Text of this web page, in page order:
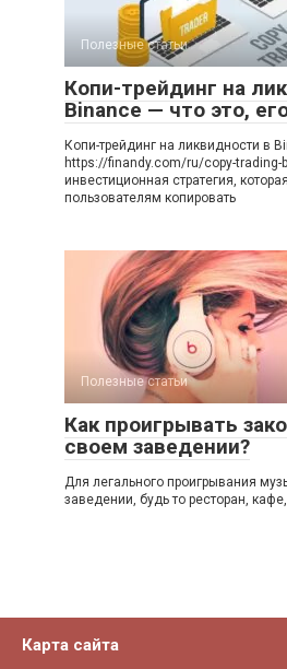
Полезные статьи
Копи-трейдинг на
Binance — что это,
Копи-трейдинг на ликвидности в
https://finandy.com/ru/copy-trading-
инвестиционная стратегия,
пользователям копировать
Полезные статьи
Как проигрывать
своем заведении?
Для легального проигрывания
заведении, будь то ресторан,
Карта сайта